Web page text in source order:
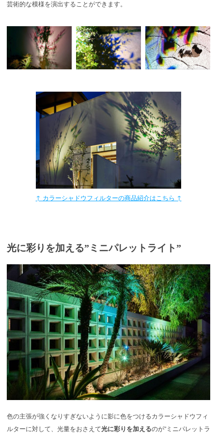
芸術的な模様を演出することができます。
↑ カラーシャドウフィルターの商品紹介はこちら ↑
光に彩りを加える”ミニパレットライト”
色の主張が強くなりすぎないように影に色をつけるカラーシャドウフィ
ルターに対して、光量をおさえて光に彩りを加えるのが”ミニパレットラ